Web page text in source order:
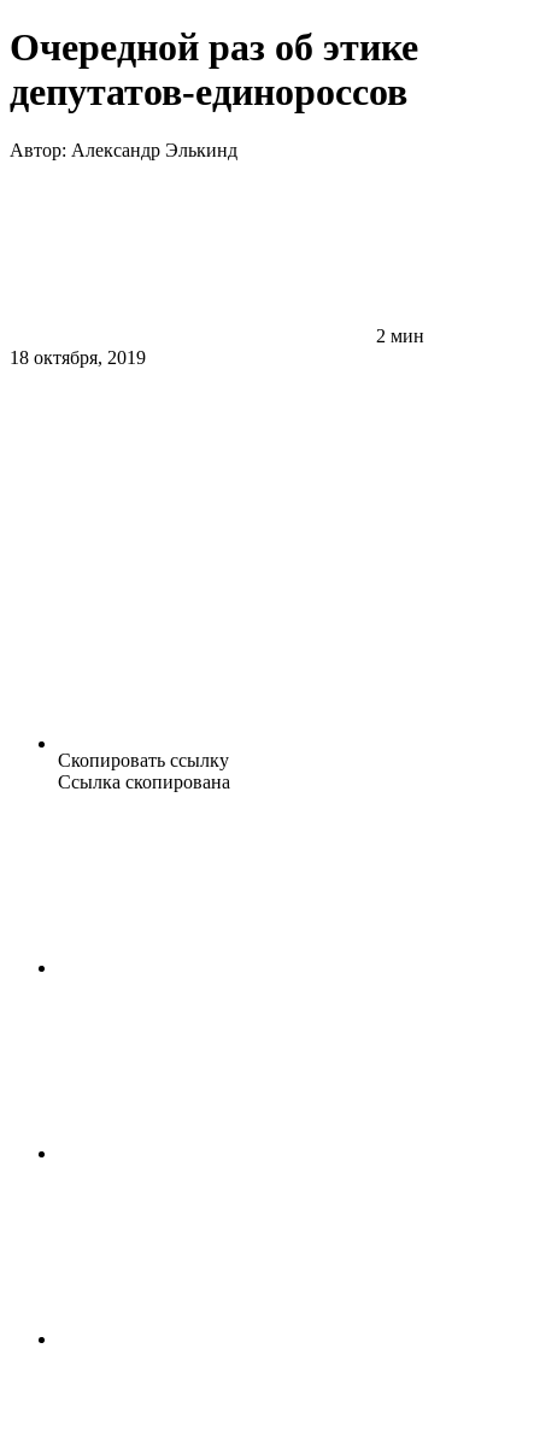
Очередной раз об этике
депутатов-единороссов
Автор: Александр Элькинд
2 мин
18 октября, 2019
Скопировать ссылку
Ссылка скопирована